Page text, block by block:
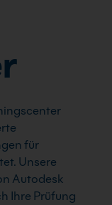
für
Unsere
Autodesk
Ihre Prüfung